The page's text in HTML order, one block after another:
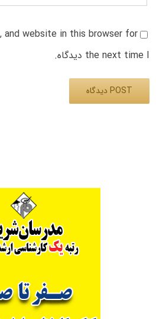
and website in this browser for
the next time I دیدگاه.